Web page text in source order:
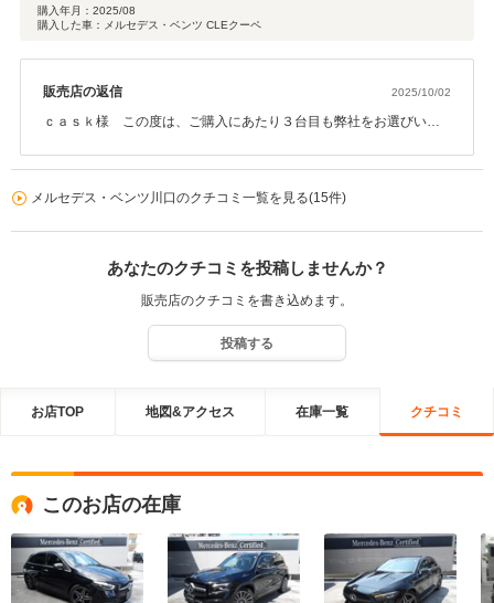
手となりました。
購入年月： 2025/08
購入した車：メルセデス・ベンツ CLEクーペ
販売店の返信 2025/10/02
ｃａｓｋ様 この度は、ご購入にあたり３台目も弊社をお選びいた
メルセデス・ベンツ川口のクチコミ一覧を見る(15件)
あなたのクチコミを投稿しませんか？
販売店のクチコミを書き込めます。
投稿する
お店TOP 地図&アクセス 在庫一覧 クチコミ
このお店の在庫